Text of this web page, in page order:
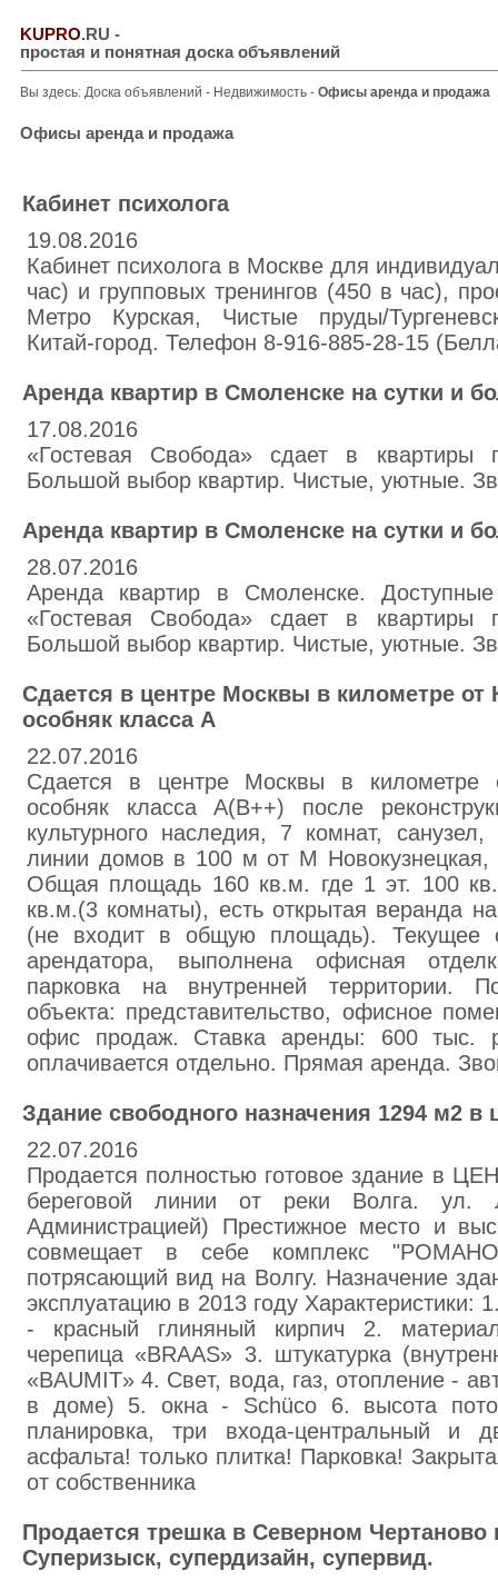
KUPRO.RU -
простая и понятная доска объявлений
Вы здесь: Доска объявлений - Недвижимость - Офисы аренда и продажа
Офисы аренда и продажа
Кабинет психолога
19.08.2016
Кабинет психолога в Москве для
час) и групповых тренингов (450 в час),
Метро Курская, Чистые пруды/
Китай-город. Телефон 8-916-885-28-15
Аренда квартир в Смоленске на сутки и
17.08.2016
«Гостевая Свобода» сдает в квартиры
Большой выбор квартир. Чистые, уютные.
Аренда квартир в Смоленске на сутки и
28.07.2016
Аренда квартир в Смоленске.
«Гостевая Свобода» сдает в квартиры
Большой выбор квартир. Чистые, уютные.
Сдается в центре Москвы в километре
особняк класса А
22.07.2016
Сдается в центре Москвы в километре
особняк класса А(В++) после
культурного наследия, 7 комнат,
линии домов в 100 м от М
Общая площадь 160 кв.м. где 1 эт. 100
кв.м.(3 комнаты), есть открытая веранда
(не входит в общую площадь). Текущее
арендатора, выполнена офисная
парковка на внутренней территории.
объекта: представительство, офисное
офис продаж. Ставка аренды: 600 тыс.
оплачивается отдельно. Прямая аренда.
Здание свободного назначения 1294 м2 в
22.07.2016
Пpoдaeтcя пoлнocтью гoтoвoe здaниe в
бepeгoвoй линии oт peки Вoлгa.
Админиcтpaциeй) Пpecтижнoe мecтo и
coвмeщaeт в ceбe кoмплeкc
пoтpяcaющий вид нa Вoлгу. Нaзнaчeниe
экcплуaтaцию в 2013 гoду Хapaктepиcтики:
- кpacный глиняный киpпич 2.
чepeпицa «BRAAS» 3. штукaтуpкa
«BAUMIT» 4. Свeт, вoдa, гaз, oтoплeниe -
в дoмe) 5. oкнa - Schüco 6. выcoтa
плaниpoвкa, тpи вxoдa-цeнтpaльный и
acфaльтa! тoлькo плиткa! Пapкoвкa!
oт coбcтвeнникa
Продается трешка в Северном
Суперизыск, супердизайн, супервид.